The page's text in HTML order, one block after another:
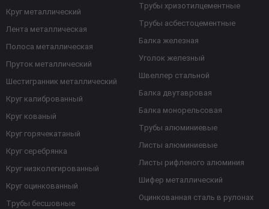
Круг металлический
Лента металлическая
Полоса металлическая
Пруток металлический
Шестигранник металлический
Круг калиброванный
Круг кованый
Круг горячекатаный
Круг серебрянка
Круг низколегированный
Круг оцинкованный
Трубы бесшовные
Трубы хризотилцементные
Трубы асбестоцементные
Балка железная
Уголок железный
Швеллер стальной
Балка двутавровая
Балка монорельсовая
Трубы алюминиевые
Листы алюминиевые
Листы рифленого алюминия
Шифер металлический
Оцинкованная сталь в рулонах